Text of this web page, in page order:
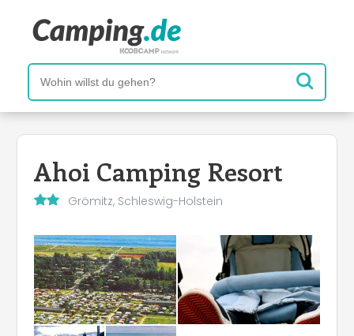
Ahoi Camping Resort
Grömitz, Schleswig-Holstein